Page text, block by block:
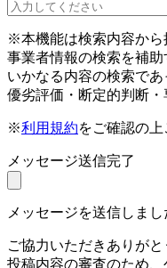
※本機能は検索内容から
事業者情報の検索を補助
いかなる内容の検索で
優劣評価・断定的判断・
※利用規約をご確認の
メッセージ送信完了
メッセージを送信しまし
ご協力いただきありがと
投稿内容の審査のため